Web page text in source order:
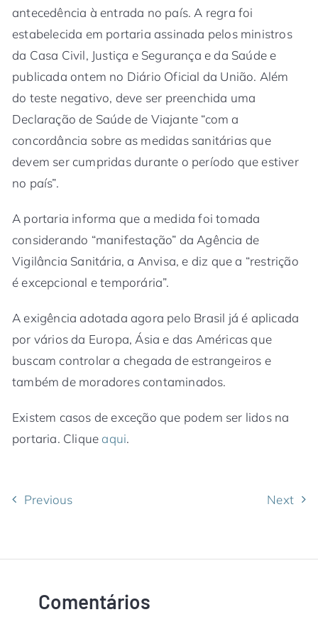
antecedência à entrada no país. A regra foi
estabelecida em portaria assinada pelos ministros
da Casa Civil, Justiça e Segurança e da Saúde e
publicada ontem no Diário Oficial da União. Além
do teste negativo, deve ser preenchida uma
Declaração de Saúde de Viajante “com a
concordância sobre as medidas sanitárias que
devem ser cumpridas durante o período que estiver
no país”.
A portaria informa que a medida foi tomada
considerando “manifestação” da Agência de
Vigilância Sanitária, a Anvisa, e diz que a “restrição
é excepcional e temporária”.
A exigência adotada agora pelo Brasil já é aplicada
por vários da Europa, Ásia e das Américas que
buscam controlar a chegada de estrangeiros e
também de moradores contaminados.
Existem casos de exceção que podem ser lidos na
portaria. Clique aqui.
Previous Next
Comentários